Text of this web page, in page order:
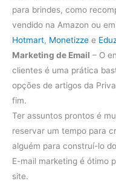
para brindes, como
vendido na Amazon ou
Hotmart, Monetizze e
Marketing de Email – O
clientes é uma prática
opções de artigos da
fim.
Ter assuntos prontos é
reservar um tempo para
alguém para construí-lo
E-mail marketing é ótimo
site.